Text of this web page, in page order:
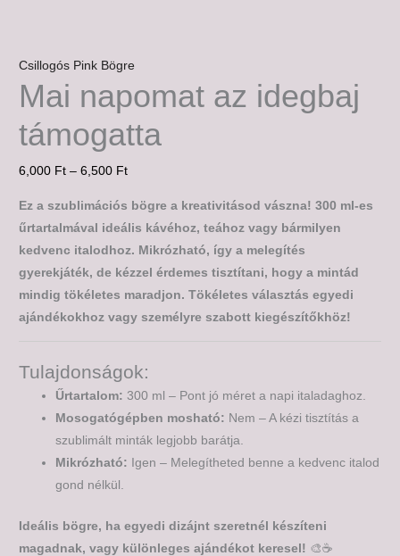
Csillogós Pink Bögre
Mai napomat az idegbaj
támogatta
6,000 Ft – 6,500 Ft
Ez a szublimációs bögre a kreativitásod vászna! 300 ml-es
űrtartalmával ideális kávéhoz, teához vagy bármilyen
kedvenc italodhoz. Mikrózható, így a melegítés
gyerekjáték, de kézzel érdemes tisztítani, hogy a mintád
mindig tökéletes maradjon. Tökéletes választás egyedi
ajándékokhoz vagy személyre szabott kiegészítőkhöz!
Tulajdonságok:
Űrtartalom: 300 ml – Pont jó méret a napi italadaghoz.
Mosogatógépben mosható: Nem – A kézi tisztítás a
szublimált minták legjobb barátja.
Mikrózható: Igen – Melegítheted benne a kedvenc italod
gond nélkül.
Ideális bögre, ha egyedi dizájnt szeretnél készíteni
magadnak, vagy különleges ajándékot keresel! 🎨☕